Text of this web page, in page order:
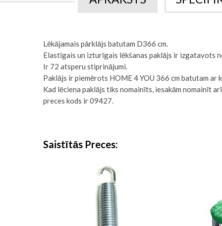
Lēkājamais pārklājs batutam D366 cm.
Elastīgais un izturīgais lēkšanas paklājs ir izgatavots
Ir 72 atsperu stiprinājumi.
Paklājs ir piemērots HOME 4 YOU 366 cm batutam ar
Kad lēciena paklājs tiks nomainīts, iesakām nomainīt
preces kods ir 09427.
Saistītās Preces